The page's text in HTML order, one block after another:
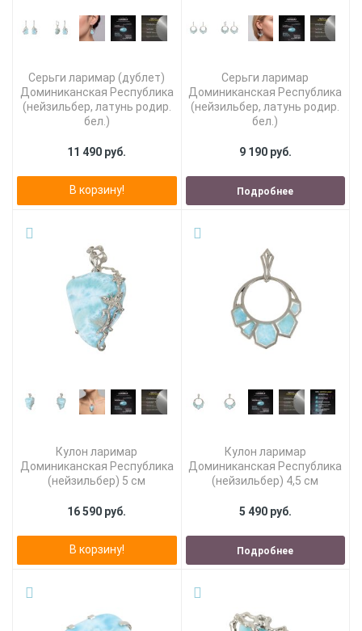
Серьги ларимар (дублет)
Доминиканская Республика
(нейзильбер, латунь родир.
бел.)
11 490 руб.
В корзину!
Серьги ларимар
Доминиканская Республика
(нейзильбер, латунь родир.
бел.)
9 190 руб.
Подробнее
Кулон ларимар
Доминиканская Республика
(нейзильбер) 5 см
16 590 руб.
В корзину!
Кулон ларимар
Доминиканская Республика
(нейзильбер) 4,5 см
5 490 руб.
Подробнее